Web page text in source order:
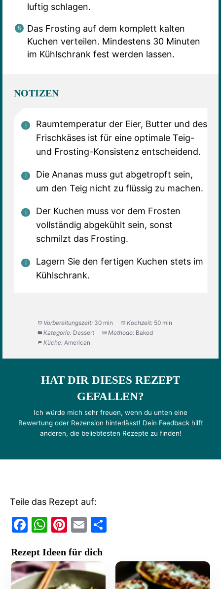
luftig schlagen.
Das Frosting auf dem komplett kalten
Kuchen verteilen. Mindestens 30 Minuten
im Kühlschrank fest werden lassen.
NOTIZEN
Raumtemperatur der Eier, Butter und des
Frischkäses ist für eine optimale Teig-
und Frosting-Konsistenz entscheidend.
Die Ananas muss gut abgetropft sein,
um den Teig nicht zu flüssig zu machen.
Der Kuchen muss vor dem Frosten
vollständig abgekühlt sein, sonst
schmilzt das Frosting.
Lagern Sie den fertigen Kuchen stets im
Kühlschrank.
Vorbereitungszeit: 30 min Kochzeit: 50 min
Kategorie: Dessert Methode: Baked
Küche: American
HAT DIR DIESES REZEPT
GEFALLEN?
Ich würde mich sehr freuen, wenn du unten eine
Bewertung oder Rezension hinterlässt! Dein Feedback hilft
anderen, die beliebtesten Rezepte zu finden!
Teile das Rezept auf:
F
c
e
W
at
s
Pi
er
e
E
ai
l
le
n
Rezept Ideen für dich